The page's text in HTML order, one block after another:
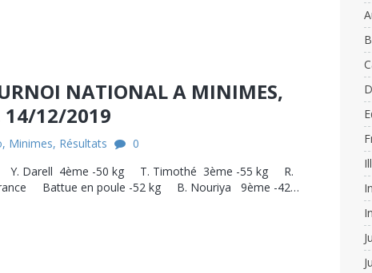
NATIONAL A MINIMES,
14/12/2019
, Minimes, Résultats
0
Darell 4ème -50 kg T. Timothé 3ème -55 kg R.
Battue en poule -52 kg B. Nouriya 9ème -42…